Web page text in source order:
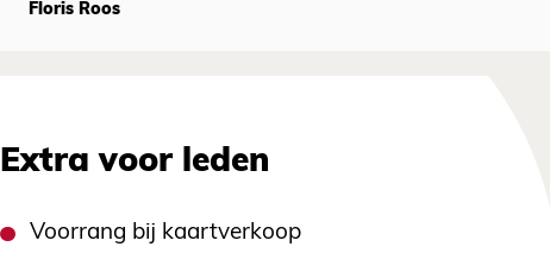
Floris Roos
Extra voor leden
Voorrang bij kaartverkoop